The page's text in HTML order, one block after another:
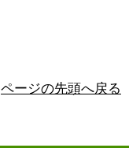
ページの先頭へ戻る